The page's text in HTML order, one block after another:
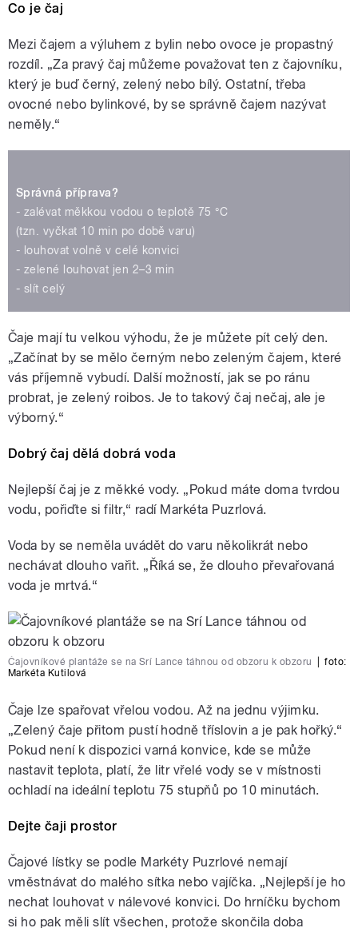
Co je čaj
Mezi čajem a výluhem z bylin nebo ovoce je propastný
rozdíl. „Za pravý čaj můžeme považovat ten z čajovníku,
který je buď černý, zelený nebo bílý. Ostatní, třeba
ovocné nebo bylinkové, by se správně čajem nazývat
neměly.“
Správná příprava?
- zalévat měkkou vodou o teplotě 75 °C
(tzn. vyčkat 10 min po době varu)
- louhovat volně v celé konvici
- zelené louhovat jen 2–3 min
- slít celý
Čaje mají tu velkou výhodu, že je můžete pít celý den.
„Začínat by se mělo černým nebo zeleným čajem, které
vás příjemně vybudí. Další možností, jak se po ránu
probrat, je zelený roibos. Je to takový čaj nečaj, ale je
výborný.“
Dobrý čaj dělá dobrá voda
Nejlepší čaj je z měkké vody. „Pokud máte doma tvrdou
vodu, pořiďte si filtr,“ radí Markéta Puzrlová.
Voda by se neměla uvádět do varu několikrát nebo
nechávat dlouho vařit. „Říká se, že dlouho převařovaná
voda je mrtvá.“
Čajovníkové plantáže se na Srí Lance táhnou od obzoru k obzoru
foto:
Markéta Kutilová
Čaje lze spařovat vřelou vodou. Až na jednu výjimku.
„Zelený čaje přitom pustí hodně tříslovin a je pak hořký.“
Pokud není k dispozici varná konvice, kde se může
nastavit teplota, platí, že litr vřelé vody se v místnosti
ochladí na ideální teplotu 75 stupňů po 10 minutách.
Dejte čaji prostor
Čajové lístky se podle Markéty Puzrlové nemají
vměstnávat do malého sítka nebo vajíčka. „Nejlepší je ho
nechat louhovat v nálevové konvici. Do hrníčku bychom
si ho pak měli slít všechen, protože skončila doba